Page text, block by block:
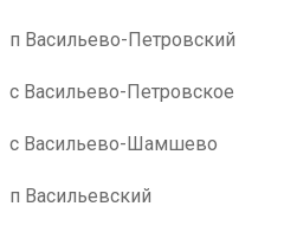
п Васильево-Петровский
с Васильево-Петровское
с Васильево-Шамшево
п Васильевский